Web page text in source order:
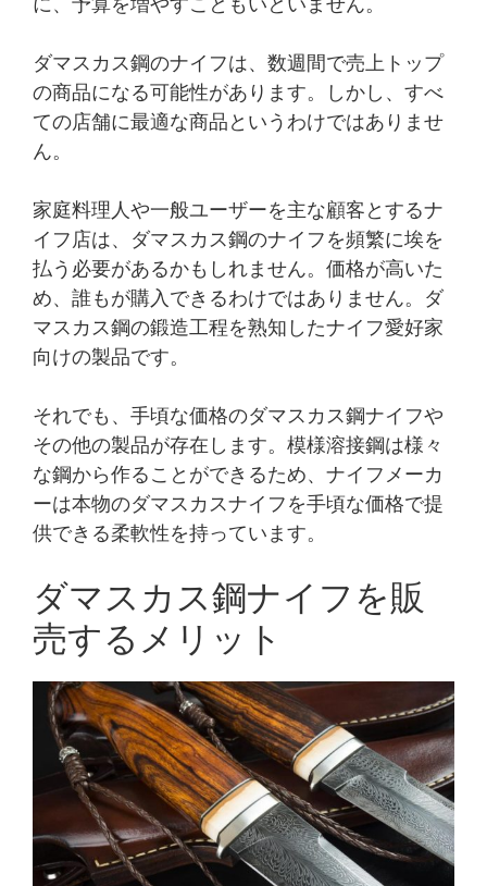
ダマスカス鋼のナイフは、数週間で売上トップ
の商品になる可能性があります。しかし、すべ
ての店舗に最適な商品というわけではありませ
ん。
家庭料理人や一般ユーザーを主な顧客とするナ
イフ店は、ダマスカス鋼のナイフを頻繁に埃を
払う必要があるかもしれません。価格が高いた
め、誰もが購入できるわけではありません。ダ
マスカス鋼の鍛造工程を熟知したナイフ愛好家
向けの製品です。
それでも、手頃な価格のダマスカス鋼ナイフや
その他の製品が存在します。模様溶接鋼は様々
な鋼から作ることができるため、ナイフメーカ
ーは本物のダマスカスナイフを手頃な価格で提
供できる柔軟性を持っています。
ダマスカス鋼ナイフを販
売するメリット